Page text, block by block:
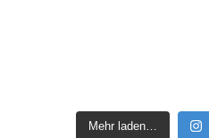
Mehr laden…